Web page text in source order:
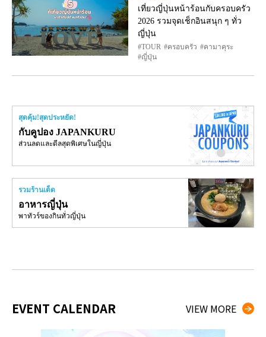
เที่ยวญี่ปุ่นหน้าร้อนกับครอบครัว
2026 รวมจุดเช็กอินสนุก ๆ ทั่ว
ญี่ปุ่น
TOUR ครอบครัว
คามาคุระ
ญี่ปุ่น
สุดคุ้ม!สุดประหยัด!
กับคูปอง JAPANKURU
ส่วนลดและดีลสุดพิเศษในญี่ปุ่น
รวมร้านเด็ด
อาหารญี่ปุ่น
พาทัวร์ของกินทั่วญี่ปุ่น
EVENT CALENDAR VIEW MORE